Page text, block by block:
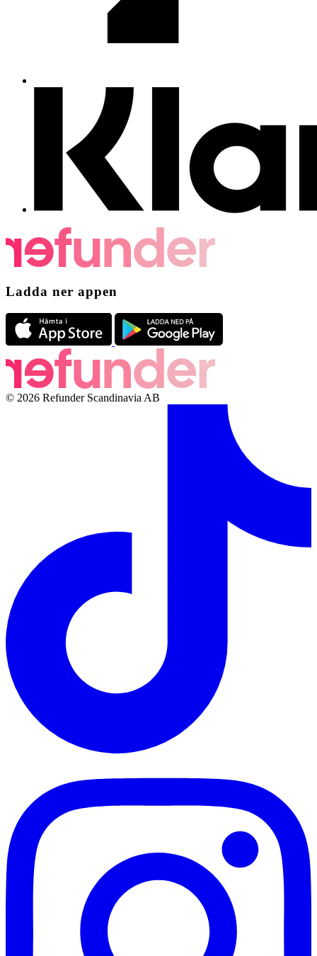
Ladda ner appen
© 2026 Refunder Scandinavia AB